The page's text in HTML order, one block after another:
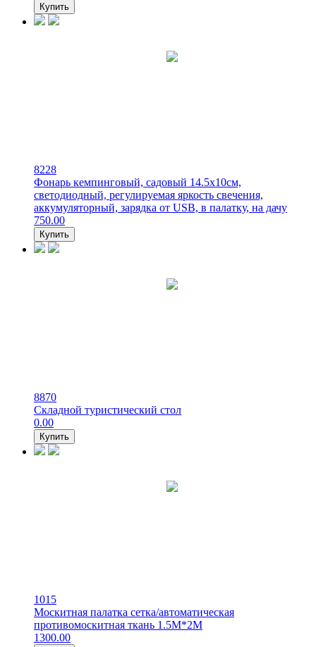
Купить
8228
Фонарь кемпинговый, садовый 14.5х10см,
светодиодный, регулируемая яркость свечения,
аккумуляторный, зарядка от USB, в палатку, на дачу
750.00
Купить
8870
Складной туристический стол
0.00
Купить
1015
Москитная палатка сетка/автоматическая
противомоскитная ткань 1.5М*2М
1300.00